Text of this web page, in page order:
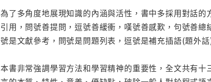
為了多角度地展現知識的內涵與活性，書中多採用對話
引用，問號善提問，逗號善緩衝，嘆號善感歎，句號善
號是文獻參考，問號是問題列表，逗號是補充插語(題外
本書非常強調學習方法和學習精神的重要性，全文共有